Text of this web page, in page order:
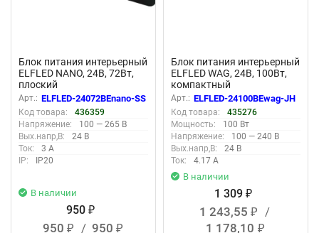
Блок питания интерьерный
ELFLED NANO, 24В, 72Вт,
плоский
Арт.: ELFLED-24072BEnano-SS
Код товара:
436359
Напряжение:
100 — 265 В
Вых.напр,В:
24 В
Ток:
3 А
IP:
IP20
В наличии
950 ₽
950 ₽ / 950 ₽
Блок питания интерьерный
ELFLED WAG, 24В, 100Вт,
компактный
металлический корпус с
ваггами
Арт.: ELFLED-24100BEwag-JH
Код товара:
435276
Мощность:
100 Вт
Напряжение:
100 — 240 В
Вых.напр,В:
24 В
Ток:
4.17 А
В наличии
1 309 ₽
1 243,55 ₽
/
1 178,10 ₽